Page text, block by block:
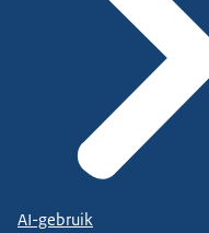
AI-gebruik